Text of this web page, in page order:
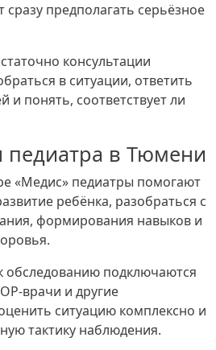
сразу предполагать серьёзное
консультации
в ситуации, ответить
и понять, соответствует ли
педиатра в Тюмени
«Медис» педиатры помогают
ребёнка, разобраться с
формирования навыков и
обследованию подключаются
врачи и другие
ситуацию комплексно и
тактику наблюдения.